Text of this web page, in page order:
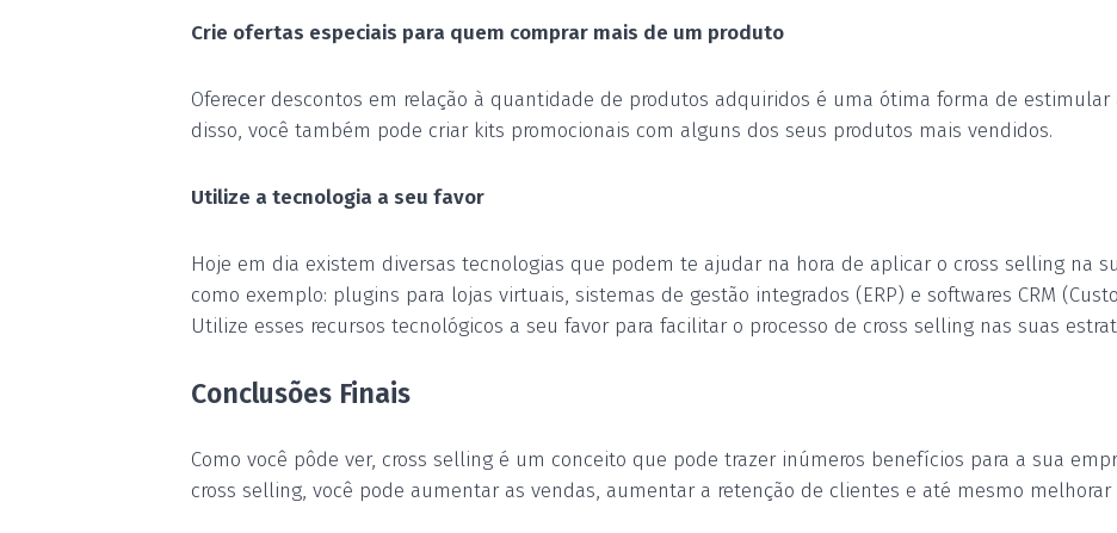
Crie ofertas especiais para quem comprar mais de um produto
Oferecer descontos em relação à quantidade de produtos adquiridos é uma ótima forma de estimular
disso, você também pode criar kits promocionais com alguns dos seus produtos mais vendidos.
Utilize a tecnologia a seu favor
Hoje em dia existem diversas tecnologias que podem te ajudar na hora de aplicar o cross selling na
como exemplo: plugins para lojas virtuais, sistemas de gestão integrados (ERP) e softwares CRM
Utilize esses recursos tecnológicos a seu favor para facilitar o processo de cross selling nas suas
Conclusões Finais
Como você pôde ver, cross selling é um conceito que pode trazer inúmeros benefícios para a sua
cross selling, você pode aumentar as vendas, aumentar a retenção de clientes e até mesmo